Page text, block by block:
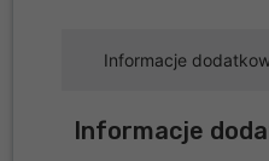
Informacje
Informacje